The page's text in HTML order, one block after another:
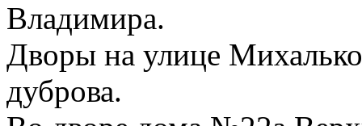
Владимира.
Дворы на улице
дуброва.